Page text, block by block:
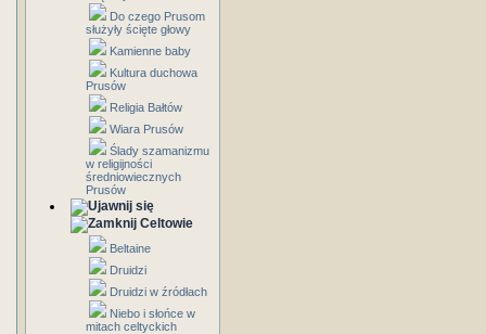
Do czego Prusom
służyły ścięte głowy
Kamienne baby
Kultura duchowa
Prusów
Religia Bałtów
Wiara Prusów
Ślady szamanizmu
w religijności
średniowiecznych
Prusów
Celtowie
Beltaine
Druidzi
Druidzi w źródłach
Niebo i słońce w
mitach celtyckich